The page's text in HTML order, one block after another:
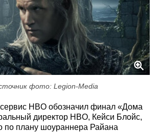
фото: Legion-Media
HBO обозначил финал «Дома
директор HBO, Кейси Блойс,
по плану шоураннера Райана